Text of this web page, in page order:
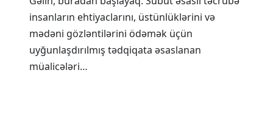
insanların ehtiyaclarını, üstünlüklərini və
mədəni gözləntilərini ödəmək üçün
uyğunlaşdırılmış tədqiqata əsaslanan
müalicələri…